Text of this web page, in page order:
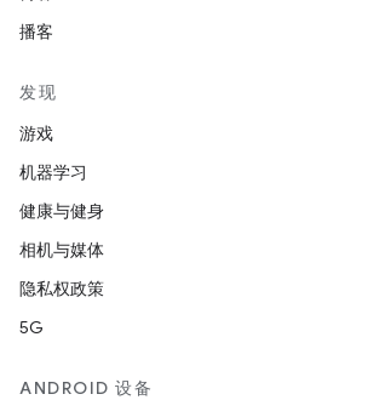
播客
发现
游戏
机器学习
健康与健身
相机与媒体
隐私权政策
5G
ANDROID 设备